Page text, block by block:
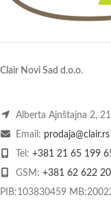
Clair Novi Sad d.o.o.
Alberta Ajnštajna 2,
Email: prodaja@clair.rs
Tel: +381 21 65 199
GSM: +381 62 622
PIB:103830459